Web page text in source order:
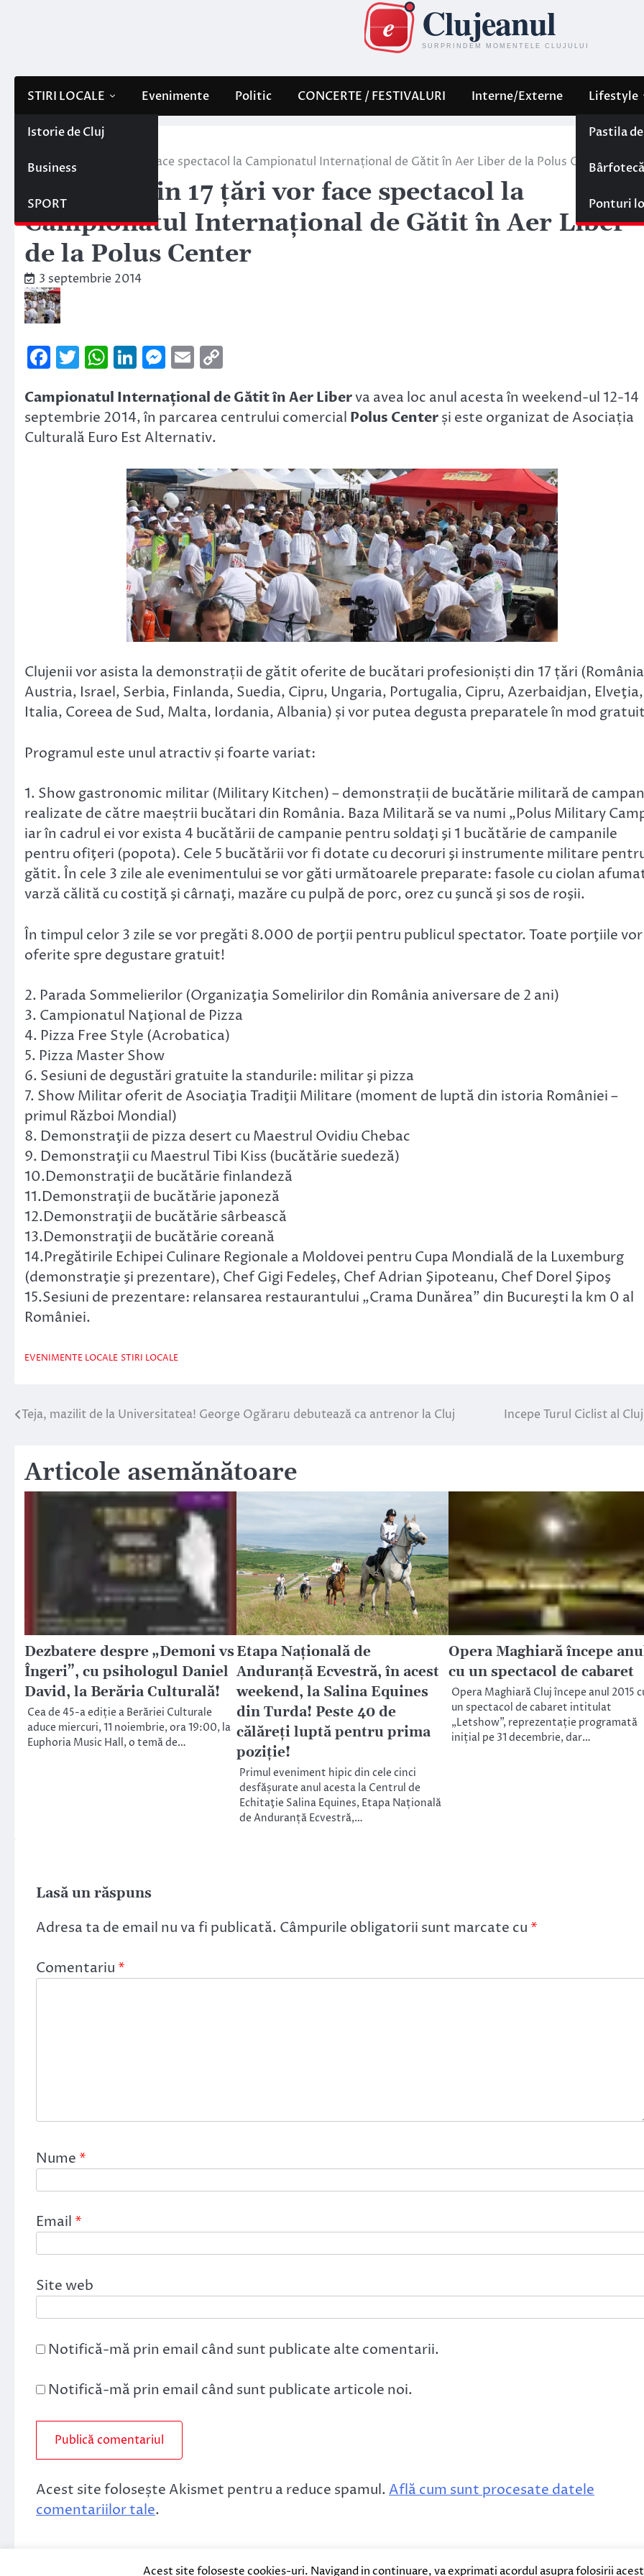
STIRI LOCALE
Istorie de Cluj
Business
SPORT
Evenimente Politic CONCERTE / FESTIVALURI Interne/Externe Lifestyle
Pastila
Bârfotecă
Ponturi
Stiri locale
Bucătari din 17 țări vor face spectacol la Campionatul Internațional de Gătit în Aer Liber de la Polus Center
Bucătari din 17 țări vor face spectacol la
Campionatul Internațional de Gătit în Aer Liber
de la Polus Center
3 septembrie 2014
Facebook
Twitter
WhatsApp
LinkedIn
Messenger
Email
Campionatul Internațional de Gătit în Aer Liberva avea loc anul acesta în weekend-ul 12-14
septembrie 2014, în parcarea centrului comercial Polus Centerși este organizat de Asociația
Culturală Euro Est Alternativ.
Clujenii vor asista la demonstrații de gătit oferite de bucătari profesioniști din 17 țări
Austria, Israel, Serbia, Finlanda, Suedia, Cipru, Ungaria, Portugalia, Cipru, Azerbaidjan, Elveţia,
Italia, Coreea de Sud, Malta, Iordania, Albania) și vor putea degusta preparatele în mod
Programul este unul atractiv și foarte variat:
1. Show gastronomic militar (Military Kitchen) – demonstrații de bucătărie militară de
realizate de către maeștrii bucătari din România. Baza Militară se va numi „Polus Military
iar în cadrul ei vor exista 4 bucătării de campanie pentru soldaţi şi 1 bucătărie de campanile
pentru ofiţeri (popota). Cele 5 bucătării vor fi dotate cu decoruri şi instrumente militare
gătit. În cele 3 zile ale evenimentului se vor găti următoarele preparate: fasole cu ciolan
varză călită cu costiţă şi cârnaţi, mazăre cu pulpă de porc, orez cu şuncă şi sos de roşii.
În timpul celor 3 zile se vor pregăti 8.000 de porţii pentru publicul spectator. Toate porţiile
oferite spre degustare gratuit!
2. Parada Sommelierilor (Organizaţia Somelirilor din România aniversare de 2 ani)
3. Campionatul Naţional de Pizza
4. Pizza Free Style (Acrobatica)
5. Pizza Master Show
6. Sesiuni de degustări gratuite la standurile: militar şi pizza
7. Show Militar oferit de Asociaţia Tradiţii Militare (moment de luptă din istoria României –
primul Război Mondial)
8. Demonstraţii de pizza desert cu Maestrul Ovidiu Chebac
9. Demonstraţii cu Maestrul Tibi Kiss (bucătărie suedeză)
10.Demonstraţii de bucătărie finlandeză
11.Demonstraţii de bucătărie japoneză
12.Demonstraţii de bucătărie sârbească
13.Demonstraţii de bucătărie coreană
14.Pregătirile Echipei Culinare Regionale a Moldovei pentru Cupa Mondială de la Luxemburg
(demonstraţie şi prezentare), Chef Gigi Fedeleş, Chef Adrian Şipoteanu, Chef Dorel Şipoş
15.Sesiuni de prezentare: relansarea restaurantului „Crama Dunărea” din Bucureşti la km 0 al
României.
EVENIMENTE LOCALE STIRI LOCALE
Navigare
articole
Teja, mazilit de la Universitatea! George Ogăraru debutează ca antrenor la Cluj Incepe Turul Ciclist al
Articole asemănătoare
Dezbatere despre „Demoni vs
Îngeri”, cu psihologul Daniel
David, la Berăria Culturală!
Cea de 45-a ediție a Berăriei Culturale
aduce miercuri, 11 noiembrie, ora 19:00, la
Euphoria Music Hall, o temă de…
Etapa Națională de
Anduranță Ecvestră, în acest
weekend, la Salina Equines
din Turda! Peste 40 de
călăreţi luptă pentru prima
poziţie!
Primul eveniment hipic din cele cinci
desfășurate anul acesta la Centrul de
Echitaţie Salina Equines, Etapa Națională
de Anduranță Ecvestră,…
Opera Maghiară începe
cu un spectacol de cabaret
Opera Maghiară Cluj începe anul 2015
un spectacol de cabaret intitulat
„Letshow”, reprezentație programată
inițial pe 31 decembrie, dar…
Lasă un răspuns
Adresa ta de email nu va fi publicată. Câmpurile obligatorii sunt marcate cu *
Comentariu *
Nume *
Email *
Site web
Notifică-mă prin email când sunt publicate alte comentarii.
Notifică-mă prin email când sunt publicate articole noi.
Acest site folosește Akismet pentru a reduce spamul. Află cum sunt procesate datele
comentariilor tale.
Acest site foloseste cookies-uri. Navigand in continuare, va exprimati acordul asupra folosirii